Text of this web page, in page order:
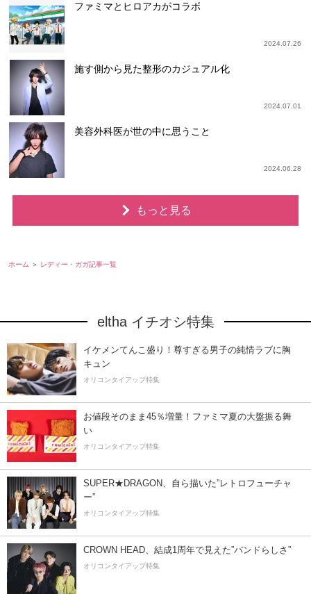
ファミマとヒロアカがコラボ
2024.07.26
施す側から見た整形のカジュアル化
2024.07.01
美容外科医が世の中に思うこと
2024.06.28
もっと見る
ホーム レディー・ガガ記事一覧
eltha イチオシ特集
イケメンてんこ盛り！尊すぎる男子の純情ラブに胸
キュン
オリコンタイアップ特集
お値段そのまま45％増量！ファミマ夏の大盤振る舞
い
オリコンタイアップ特集
SUPER★DRAGON、自ら描いた”レトロフューチャ
ー”
オリコンタイアップ特集
CROWN HEAD、結成1周年で見えた”バンドらしさ”
オリコンタイアップ特集